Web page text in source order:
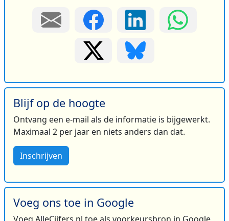
Blijf op de hoogte
Ontvang een e-mail als de informatie is bijgewerkt.
Maximaal 2 per jaar en niets anders dan dat.
Inschrijven
Voeg ons toe in Google